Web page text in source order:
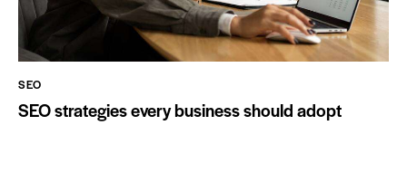
SEO
SEO strategies every business should adopt